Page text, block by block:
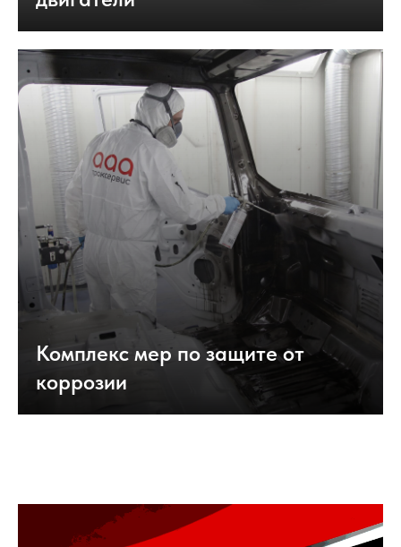
Комплекс мер по защите от
коррозии